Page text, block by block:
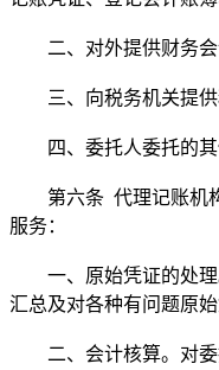
二、对外提供财务会
三、向税务机关提供
四、委托人委托的其
第六条 代理记账机构
服务：
一、原始凭证的处理
汇总及对各种有问题原始
二、会计核算。对委